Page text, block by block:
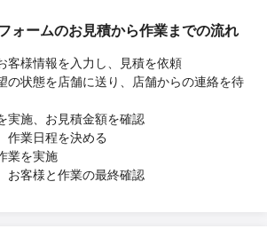
ォームのお見積から作業までの流れ
様情報を入力し、見積を依頼
状態を店舗に送り、店舗からの連絡を待
施、お見積金額を確認
業日程を決める
業を実施
客様と作業の最終確認